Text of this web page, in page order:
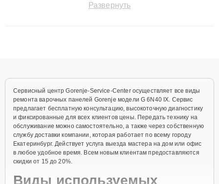
технику с сохранением гарантии до 3 лет. Наши мастера
Развернуть
Сервисный центр Gorenje-Service-Center осуществляет все виды
ремонта варочных панелей Gorenje модели G 6N40 IX. Сервис
предлагает бесплатную консультацию, высокоточную диагностику
и фиксированные для всех клиентов цены. Передать технику на
обслуживание можно самостоятельно, а также через собственную
службу доставки компании, которая работает по всему городу
Екатеринбург. Действует услуга выезда мастера на дом или офис
в любое удобное время. Всем новым клиентам предоставляются
скидки от 15 до 20%.
Виды используемых